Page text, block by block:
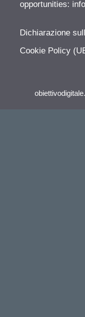
opportunities:
Dichiarazione
Cookie Policy